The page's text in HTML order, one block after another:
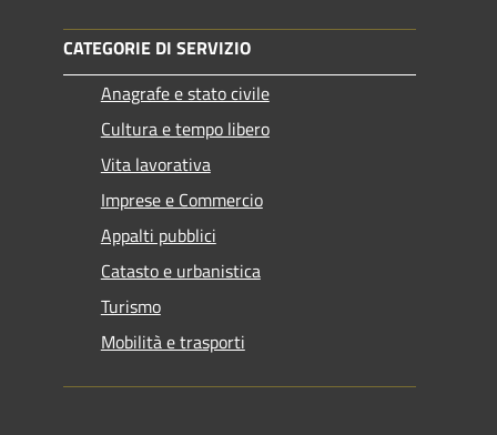
CATEGORIE DI SERVIZIO
Anagrafe e stato civile
Cultura e tempo libero
Vita lavorativa
Imprese e Commercio
Appalti pubblici
Catasto e urbanistica
Turismo
Mobilità e trasporti